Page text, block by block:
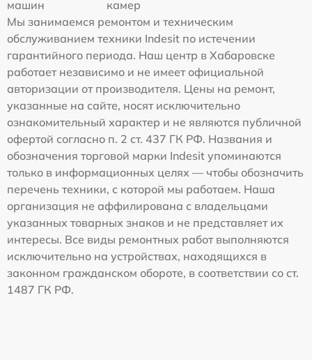
машин
камер
Мы занимаемся ремонтом и техническим
обслуживанием техники Indesit по истечении
гарантийного периода. Наш центр в Хабаровске
работает независимо и не имеет официальной
авторизации от производителя. Цены на ремонт,
указанные на сайте, носят исключительно
ознакомительный характер и не являются публичной
офертой согласно п. 2 ст. 437 ГК РФ. Названия и
обозначения торговой марки Indesit упоминаются
только в информационных целях — чтобы обозначить
перечень техники, с которой мы работаем. Наша
организация не аффилирована с владельцами
указанных товарных знаков и не представляет их
интересы. Все виды ремонтных работ выполняются
исключительно на устройствах, находящихся в
законном гражданском обороте, в соответствии со ст.
1487 ГК РФ.